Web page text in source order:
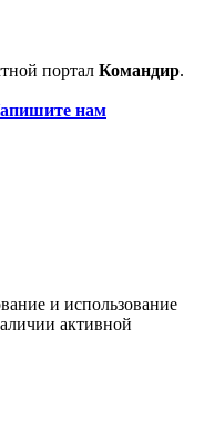
портал Командир.
нам
и использование
активной